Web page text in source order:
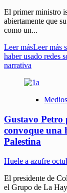
El primer ministro
abiertamente que
como un...
Leer másLeer más
haber usado redes
narrativa
Gustavo Petro
convoque una
Palestina
Huele a azufre
El presidente de
el Grupo de La